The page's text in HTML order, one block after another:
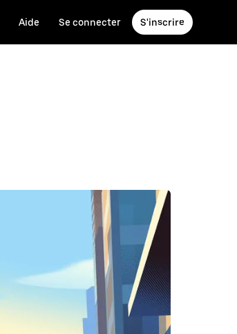
Aide Se connecter S'inscrire